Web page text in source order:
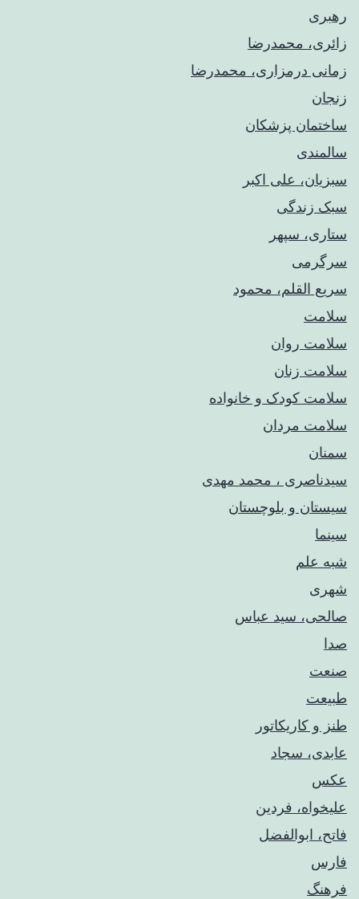
رهبری
زائری، محمدرضا
زمانی درمزاری، محمدرضا
زنجان
ساختمان پزشکان
سالمندی
سبزیان، علی اکبر
سبک زندگی
ستاری، سپهر
سرگرمی
سریع القلم، محمود
سلامت
سلامت روان
سلامت زنان
سلامت کودک‌ و خانواده
سلامت مردان
سمنان
سیدناصری ، محمد مهدی
سیستان و بلوچستان
سینما
شبه علم
شهری
صالحی، سید عباس
صدا
صنعت
طبیعت
طنز و کاریکاتور
عابدی، سجاد
عکس
علیخواه، فردین
فاتح، ابوالفضل
فارس
فرهنگ